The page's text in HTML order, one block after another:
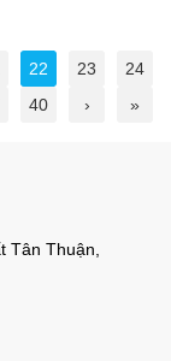
22 23
24
40 › »
Tân Thuận,